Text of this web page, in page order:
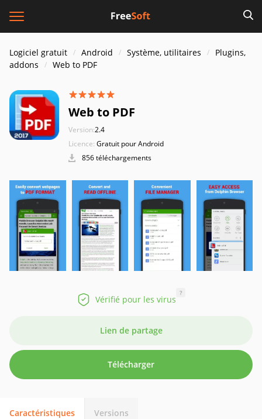
Logiciel gratuit Android Système, utilitaires
Plugins,
addons
Web to PDF
Web to PDF
Version:2.4
Licence: Gratuit pour Android
856 téléchargements
Vérifié pour les virus
?
Lien de partage
Télécharger
Caractéristiques Versions